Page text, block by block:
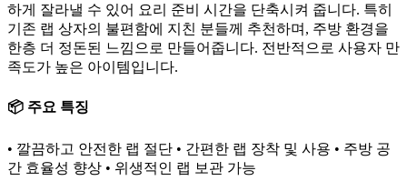
하게 잘라낼 수 있어 요리 준비 시간을 단축시켜 줍니다. 특히
기존 랩 상자의 불편함에 지친 분들께 추천하며, 주방 환경을
한층 더 정돈된 느낌으로 만들어줍니다. 전반적으로 사용자 만
족도가 높은 아이템입니다.
📦 주요 특징
• 깔끔하고 안전한 랩 절단 • 간편한 랩 장착 및 사용 • 주방 공
간 효율성 향상 • 위생적인 랩 보관 가능